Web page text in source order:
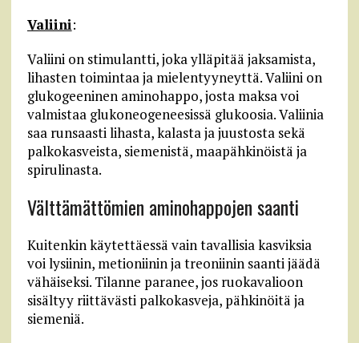
Valiini:
Valiini on stimulantti, joka ylläpitää jaksamista,
lihasten toimintaa ja mielentyyneyttä. Valiini on
glukogeeninen aminohappo, josta maksa voi
valmistaa glukoneogeneesissä glukoosia. Valiinia
saa runsaasti lihasta, kalasta ja juustosta sekä
palkokasveista, siemenistä, maapähkinöistä ja
spirulinasta.
Välttämättömien aminohappojen saanti
Kuitenkin käytettäessä vain tavallisia kasviksia
voi lysiinin, metioniinin ja treoniinin saanti jäädä
vähäiseksi. Tilanne paranee, jos ruokavalioon
sisältyy riittävästi palkokasveja, pähkinöitä ja
siemeniä.